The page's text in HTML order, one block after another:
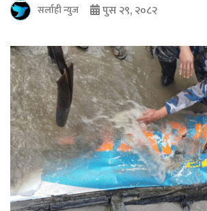
सर्लाही न्युज पुस २९, २०८२